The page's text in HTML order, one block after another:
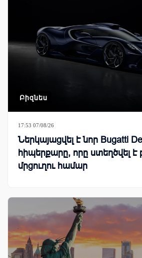
Բիզնես
17:53 07/08/26
Ներկայացվել է նոր Bugatti
հիպերքարը, որը ստեղծվել
մրցուղու համար